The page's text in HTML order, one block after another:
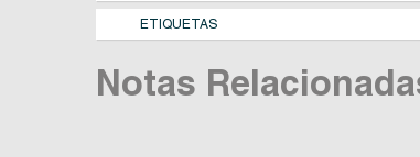
ETIQUETAS
Notas